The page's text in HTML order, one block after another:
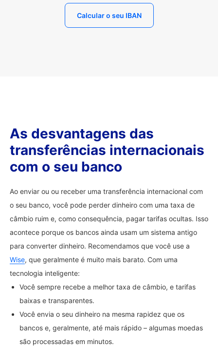
Calcular o seu IBAN
As desvantagens das
transferências internacionais
com o seu banco
Ao enviar ou ou receber uma transferência internacional com
o seu banco, você pode perder dinheiro com uma taxa de
câmbio ruim e, como consequência, pagar tarifas ocultas. Isso
acontece porque os bancos ainda usam um sistema antigo
para converter dinheiro. Recomendamos que você use a
Wise, que geralmente é muito mais barato. Com uma
tecnologia inteligente:
Você sempre recebe a melhor taxa de câmbio, e tarifas
baixas e transparentes.
Você envia o seu dinheiro na mesma rapidez que os
bancos e, geralmente, até mais rápido – algumas moedas
são processadas em minutos.